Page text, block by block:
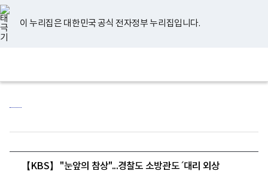
너
비
767px
이
하
이 누리집은 대한민국 공식 전자정부 누리집입니다.
지
검
메
홈
【KBS】 "눈앞의 참상"...경찰도 소방관도 ´대리 외상
유
튜
브
페
이
스
북
인
스
타
그
램
블
로
그